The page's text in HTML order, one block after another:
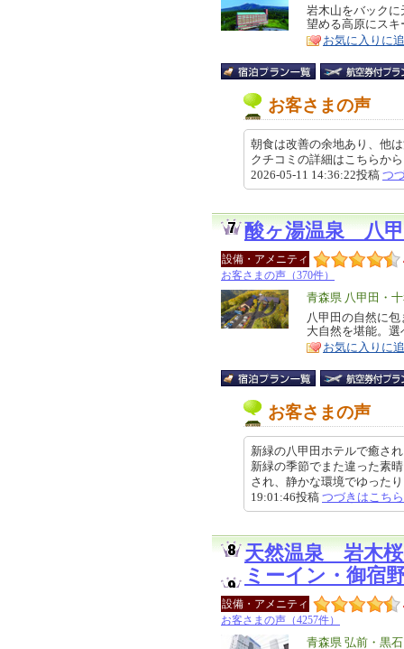
リ
ア
特
徴
岩木山をバック
望める高原にス
お気に入りに
お客さまの声
朝食は改善の余地あり、他
クチコミの詳細はこちら
2026-05-11 14:36:22投稿 つ
酸ヶ湯温泉 八
設備・アメニティ
お客さまの声（370件）
エ
リ
ア
青森県 八甲田・
特
徴
八甲田の自然に
大自然を堪能。
お気に入りに
お客さまの声
新緑の八甲田ホテルで癒さ
新緑の季節でまた違った素
され、静かな環境でゆった
19:01:46投稿 つづきはこちら
天然温泉 岩木
ミーイン・御宿
設備・アメニティ
お客さまの声（4257件）
エ
青森県 弘前・黒石